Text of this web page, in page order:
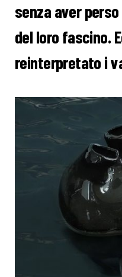
senza aver
del loro fascino.
reinterpretato i